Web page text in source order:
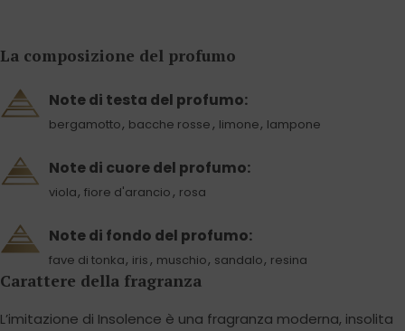
La composizione del profumo
Note di testa del profumo:
bergamotto, bacche rosse , limone, lampone
Note di cuore del profumo:
viola, fiore d'arancio , rosa
Note di fondo del profumo:
fave di tonka, iris , muschio, sandalo, resina
Carattere della fragranza
L’imitazione di Insolence è una fragranza moderna, insolita